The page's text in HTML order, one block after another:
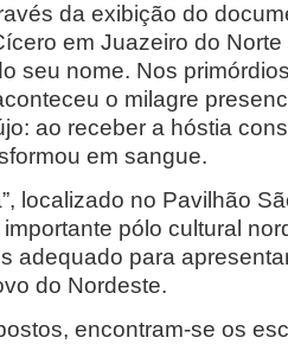
da exibição do
em Juazeiro do
seu nome. Nos
o milagre
ao receber a hóstia
em sangue.
localizado no Pavilhão
pólo cultural
adequado para
do Nordeste.
encontram-se os